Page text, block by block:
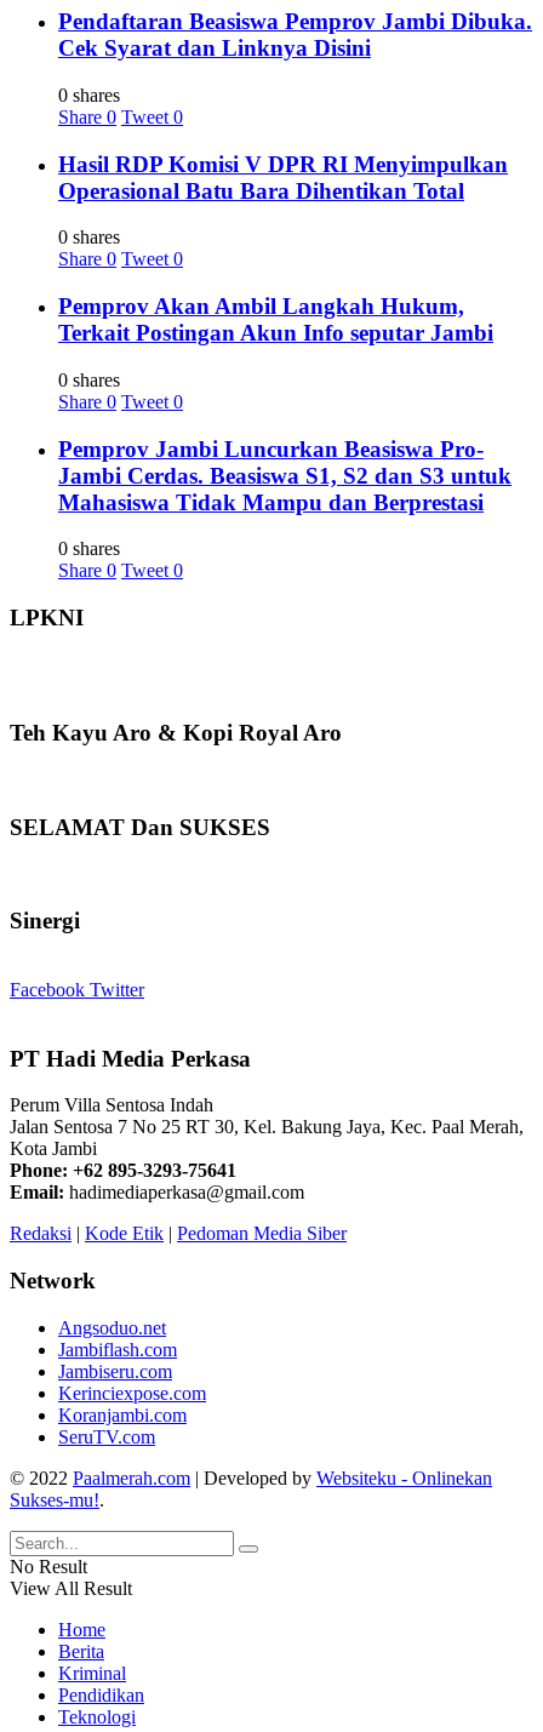
Pendaftaran Beasiswa Pemprov Jambi Dibuka.
Cek Syarat dan Linknya Disini
0 shares
Share 0 Tweet 0
Hasil RDP Komisi V DPR RI Menyimpulkan
Operasional Batu Bara Dihentikan Total
0 shares
Share 0 Tweet 0
Pemprov Akan Ambil Langkah Hukum,
Terkait Postingan Akun Info seputar Jambi
0 shares
Share 0 Tweet 0
Pemprov Jambi Luncurkan Beasiswa Pro-
Jambi Cerdas. Beasiswa S1, S2 dan S3 untuk
Mahasiswa Tidak Mampu dan Berprestasi
0 shares
Share 0 Tweet 0
LPKNI
Teh Kayu Aro & Kopi Royal Aro
SELAMAT Dan SUKSES
Sinergi
Facebook Twitter
PT Hadi Media Perkasa
Perum Villa Sentosa Indah
Jalan Sentosa 7 No 25 RT 30, Kel. Bakung Jaya, Kec. Paal Merah,
Kota Jambi
Phone: +62 895-3293-75641
Email: hadimediaperkasa@gmail.com
Redaksi | Kode Etik | Pedoman Media Siber
Network
Angsoduo.net
Jambiflash.com
Jambiseru.com
Kerinciexpose.com
Koranjambi.com
SeruTV.com
© 2022 Paalmerah.com | Developed by Websiteku - Onlinekan
Sukses-mu!.
No Result
View All Result
Home
Berita
Kriminal
Pendidikan
Teknologi